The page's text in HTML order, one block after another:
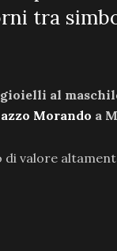
tra
al
Morando a
valore